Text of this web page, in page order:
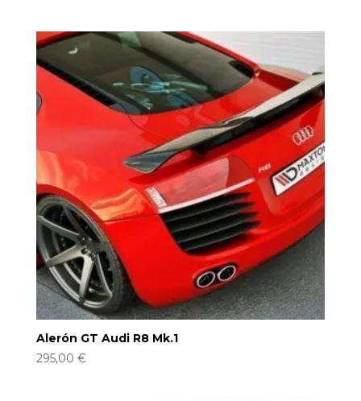
Alerón GT Audi R8 Mk.1
295,00 €